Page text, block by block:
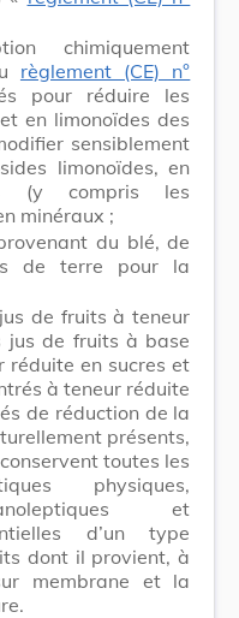
chimiquement
règlement (CE) n°
pour réduire les
en limonoïdes des
sensiblement
limonoïdes, en
(y compris les
minéraux ;
du blé, de
de terre pour la
de fruits à teneur
jus de fruits à base
réduite en sucres et
à teneur réduite
de réduction de la
présents,
toutes les
physiques,
et
d’un type
dont il provient, à
membrane et la